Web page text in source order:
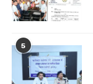
5